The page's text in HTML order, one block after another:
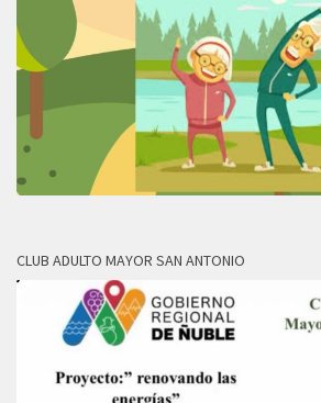
CLUB ADULTO MAYOR SAN ANTONIO